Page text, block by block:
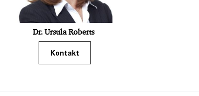
Dr. Ursula Roberts
Kontakt